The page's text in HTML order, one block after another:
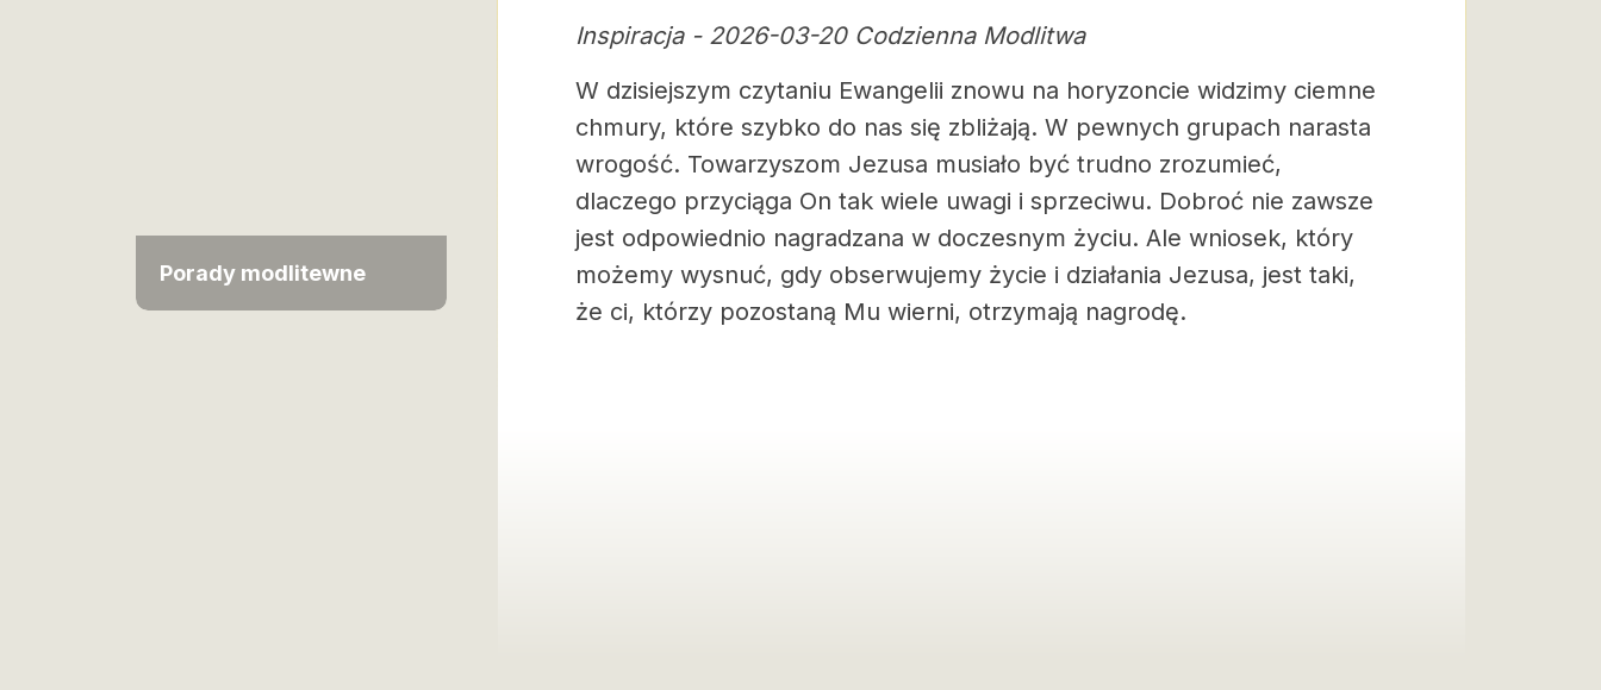
Porady modlitewne
Inspiracja - 2026-03-20 Codzienna Modlitwa
W dzisiejszym czytaniu Ewangelii znowu na horyzoncie widzimy ciemne
chmury, które szybko do nas się zbliżają. W pewnych grupach narasta
wrogość. Towarzyszom Jezusa musiało być trudno zrozumieć,
dlaczego przyciąga On tak wiele uwagi i sprzeciwu. Dobroć nie zawsze
jest odpowiednio nagradzana w doczesnym życiu. Ale wniosek, który
możemy wysnuć, gdy obserwujemy życie i działania Jezusa, jest taki,
że ci, którzy pozostaną Mu wierni, otrzymają nagrodę.